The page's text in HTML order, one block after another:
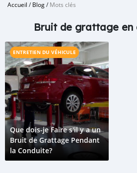
Accueil /Blog/Mots clés
Bruit de grattage en
ENTRETIEN DU VÉHICULE
Que dois-je Faire s'il y a un
Bruit de Grattage Pendant
la Conduite?